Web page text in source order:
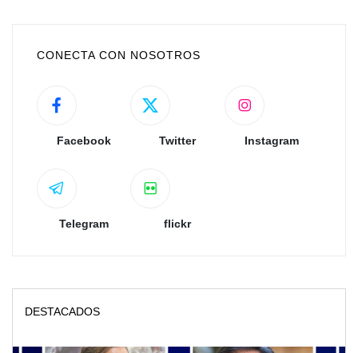
CONECTA CON NOSOTROS
Facebook Twitter Instagram
Telegram flickr
DESTACADOS